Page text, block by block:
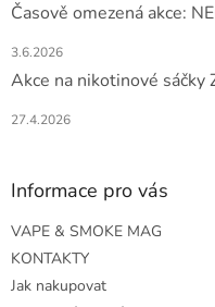
Časově omezená akce:
3.6.2026
Akce na nikotinové sáčky
27.4.2026
Informace pro vás
VAPE & SMOKE MAG
KONTAKTY
Jak nakupovat